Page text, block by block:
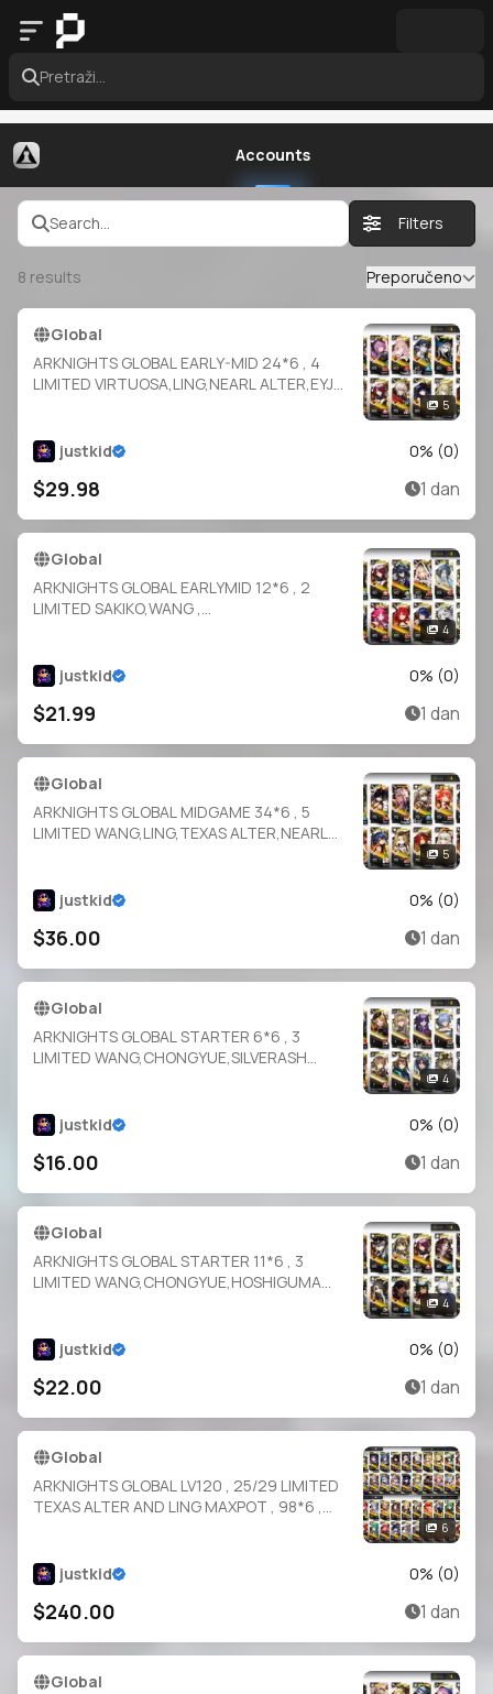
Pretraži...
Accounts
Search... Filters
8 results Preporučeno
Global
ARKNIGHTS GLOBAL EARLY-MID 24*6 , 4
LIMITED VIRTUOSA,LING,NEARL ALTER,EYJA
LAZE,EXUSIAI,SKADI,MOSTIMA
5
justkid 0% (0)
$29.98 1 dan
Global
ARKNIGHTS GLOBAL EARLYMID 12*6 , 2
LIMITED SAKIKO,WANG ,
GIL
4
justkid 0% (0)
$21.99 1 dan
Global
ARKNIGHTS GLOBAL MIDGAME 34*6 , 5
LIMITED WANG,LING,TEXAS ALTER,NEARL
ENANCE,BAGPIPE,HORN,SARIA,FIAMMETTA,
IFRIT
5
justkid 0% (0)
$36.00 1 dan
Global
ARKNIGHTS GLOBAL STARTER 6*6 , 3
LIMITED WANG,CHONGYUE,SILVERASH
4
justkid 0% (0)
$16.00 1 dan
Global
ARKNIGHTS GLOBAL STARTER 11*6 , 3
LIMITED WANG,CHONGYUE,HOSHIGUMA
4
justkid 0% (0)
$22.00 1 dan
Global
ARKNIGHTS GLOBAL LV120 , 25/29 LIMITED
TEXAS ALTER AND LING MAXPOT , 98*6 ,
6
justkid 0% (0)
$240.00 1 dan
Global